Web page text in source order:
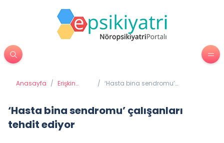
Anasayfa / Erişkin
/ ‘Hasta bina sendromu’
‘Hasta bina sendromu’ çalışanları
tehdit ediyor